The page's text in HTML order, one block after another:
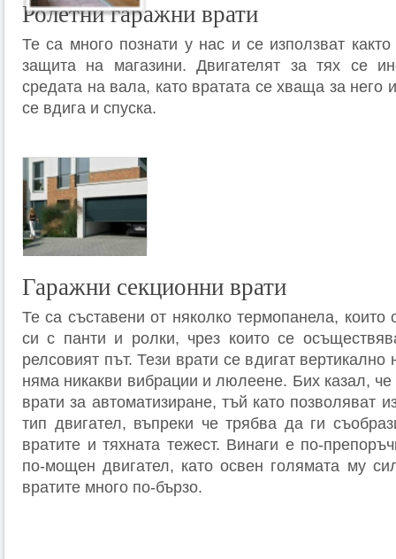
Ролетни гаражни врати
Те са много познати у нас и се използват
защита на магазини. Двигателят за тях се
средата на вала, като вратата се хваща за него
се вдига и спуска.
Гаражни секционни врати
Те са съставени от няколко термопанела, които
си с панти и ролки, чрез които се
релсовият път. Тези врати се вдигат вертикално
няма никакви вибрации и люлеене. Бих казал, че
врати за автоматизиране, тъй като позволяват
тип двигател, въпреки че трябва да ги
вратите и тяхната тежест. Винаги е по-
по-мощен двигател, като освен голямата му
вратите много по-бързо.